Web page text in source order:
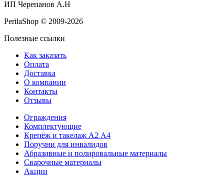
ИП Черепанов А.Н
PerilaShop © 2009-2026
Полезные ссылки
Как заказать
Оплата
Доставка
О компании
Контакты
Отзывы
Ограждения
Комплектующие
Крепёж и такелаж А2 А4
Поручни для инвалидов
Абразивные и полировальные материалы
Сварочные материалы
Акции